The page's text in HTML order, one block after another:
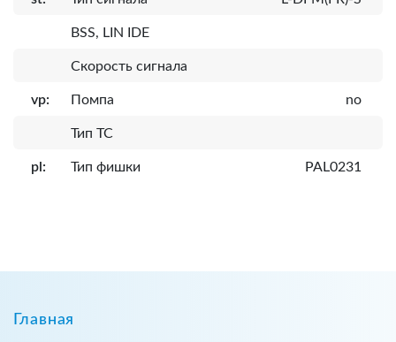
BSS, LIN IDE
Скорость сигнала
vp: Помпа no
Тип ТС
pl: Тип фишки PAL0231
Главная